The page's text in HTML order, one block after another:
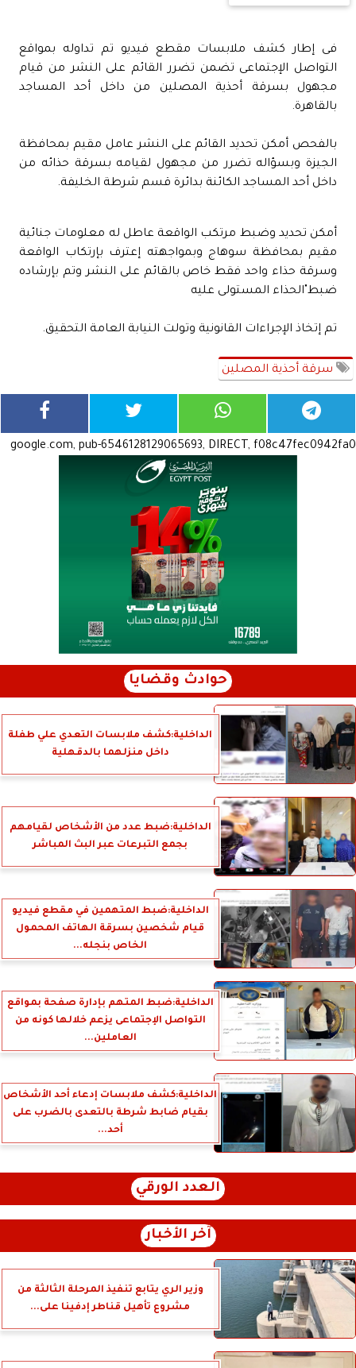
فى إطار كشف ملابسات مقطع فيديو تم تداوله بمواقع
التواصل الإجتماعى تضمن تضرر القائم على النشر من قيام
مجهول بسرقة أحذية المصلين من داخل أحد المساجد
بالقاهرة.
بالفحص أمكن تحديد القائم على النشر عامل مقيم بمحافظة
الجيزة وبسؤاله تضرر من مجهول لقيامه بسرقة حذائه من
داخل أحد المساجد الكائنة بدائرة قسم شرطة الخليفة.
أمكن تحديد وضبط مرتكب الواقعة عاطل له معلومات جنائية
مقيم بمحافظة سوهاج وبمواجهته إعترف بإرتكاب الواقعة
وسرقة حذاء واحد فقط خاص بالقائم على النشر وتم بإرشاده
ضبط"الحذاء المستولى عليه
تم إتخاذ الإجراءات القانونية وتولت النيابة العامة التحقيق.
سرقة أحذية المصلين
google.com, pub-6546128129065693, DIRECT, f08c47fec0942fa0
حوادث وقضايا
الداخلية:كشف ملابسات التعدي علي طفلة
داخل منزلهما بالدقهلية
الداخلية:ضبط عدد من الأشخاص لقيامهم
بجمع التبرعات عبر البث المباشر
الداخلية:ضبط المتهمين في مقطع فيديو
قيام شخصين بسرقة الهاتف المحمول
الخاص بنجله...
الداخلية:ضبط المتهم بإدارة صفحة بمواقع
التواصل الإجتماعى يزعم خلالها كونه من
العاملين...
الداخلية:كشف ملابسات إدعاء أحد الأشخاص
بقيام ضابط شرطة بالتعدى بالضرب على
أحد...
العدد الورقي
آخر الأخبار
وزير الري يتابع تنفيذ المرحلة الثالثة من
مشروع تأهيل قناطر إدفينا على...